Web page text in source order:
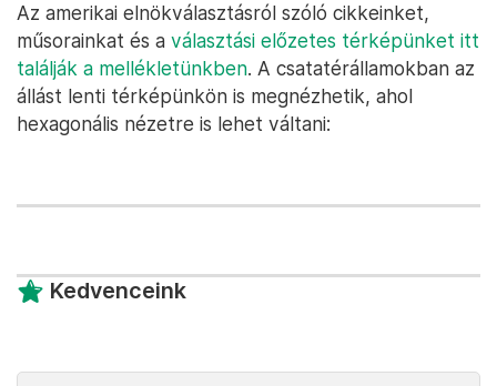
Az amerikai elnökválasztásról szóló cikkeinket,
műsorainkat és a választási előzetes térképünket itt
találják a mellékletünkben. A csatatérállamokban az
állást lenti térképünkön is megnézhetik, ahol
hexagonális nézetre is lehet váltani:
Kedvenceink